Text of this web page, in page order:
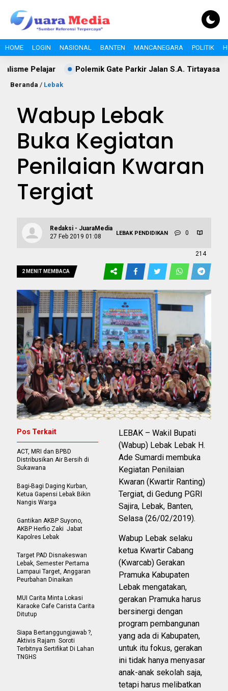
HOME LOGIN NASIONAL BANTEN MANCANEGARA POLITIK
Polemik Gate Parkir Jalan S.A. Tirtayasa Lebak:
Beranda / Lebak
Wabup Lebak
Buka Kegiatan
Penilaian Kwaran
Tergiat
Redaksi - JuaraMedia
27 Feb 2019 01:08
LEBAK PENDIDIKAN 0
214
2 MENIT MEMBACA
LEBAK – Wakil Bupati
(Wabup) Lebak Lebak H.
Ade Sumardi membuka
Kegiatan Penilaian
Kwaran (Kwartir Ranting)
Tergiat, di Gedung PGRI
Sajira, Lebak, Banten,
Selasa (26/02/2019).
Wabup Lebak selaku
ketua Kwartir Cabang
(Kwarcab) Gerakan
Pramuka Kabupaten
Lebak mengatakan,
gerakan Pramuka harus
bersinergi dengan
program pembangunan
yang ada di Kabupaten,
untuk itu fokus, gerakan
ini tidak hanya menyasar
anak-anak sekolah saja,
tetapi harus melibatkan
Pos Terkait
ACT, MRI dan BPBD
Distribusikan Air Bersih di
Sukawana
Bagi-Bagi Daging Kurban,
Ketua Gapensi Lebak Bikin
Nangis Warga
Gantikan AKBP Suyono,
AKBP Herfio Zaki Jabat
Kapolres Lebak
Target PAD Disnakeswan
Lebak, Semester Pertama
Lampaui Target, Anggaran
Peurbahan Dinaikan
MUI Carita Minta Lokasi
Karaoke Cafe Carista Carita
Ditutup
Siapa Bertanggungjawab ?,
Aktivis Rajam Soroti
Terbitnya Sertifikat Di Lahan
TNGHS